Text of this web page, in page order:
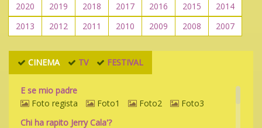
2020
2019 2018 2017 2016 2015
2014
2013
2012 2011 2010 2009 2008 2007
CINEMA TV FESTIVAL
E se mio padre
Foto regista
Foto1 Foto2
Foto3
Chi ha rapito Jerry Cala'?